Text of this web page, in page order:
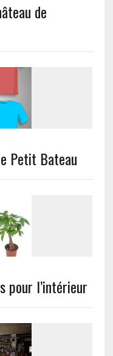
de
Petit Bateau
pour l’intérieur